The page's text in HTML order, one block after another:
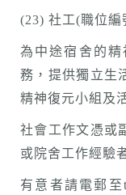
(23) 社工(職位編
為中途宿舍的
務，提供獨立生
精神復元小組及
社會工作文憑或
或院舍工作經驗
有意者請電郵至